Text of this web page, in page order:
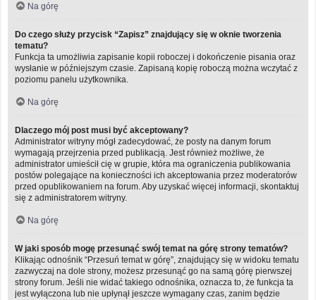
Na górę
Do czego służy przycisk “Zapisz” znajdujący się w oknie tworzenia
tematu?
Funkcja ta umożliwia zapisanie kopii roboczej i dokończenie pisania oraz
wysłanie w późniejszym czasie. Zapisaną kopię roboczą można wczytać z
poziomu panelu użytkownika.
Na górę
Dlaczego mój post musi być akceptowany?
Administrator witryny mógł zadecydować, że posty na danym forum
wymagają przejrzenia przed publikacją. Jest również możliwe, że
administrator umieścił cię w grupie, która ma ograniczenia publikowania
postów polegające na konieczności ich akceptowania przez moderatorów
przed opublikowaniem na forum. Aby uzyskać więcej informacji, skontaktuj
się z administratorem witryny.
Na górę
W jaki sposób mogę przesunąć swój temat na górę strony tematów?
Klikając odnośnik “Przesuń temat w górę”, znajdujący się w widoku tematu
zazwyczaj na dole strony, możesz przesunąć go na samą górę pierwszej
strony forum. Jeśli nie widać takiego odnośnika, oznacza to, że funkcja ta
jest wyłączona lub nie upłynął jeszcze wymagany czas, zanim będzie